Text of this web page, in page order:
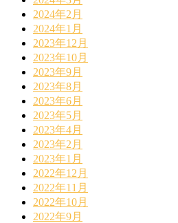
2024年2月
2024年1月
2023年12月
2023年10月
2023年9月
2023年8月
2023年6月
2023年5月
2023年4月
2023年2月
2023年1月
2022年12月
2022年11月
2022年10月
2022年9月